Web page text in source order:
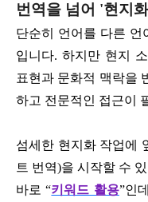
번역을 넘어 '현지
단순히 언어를 다른 언
입니다. 하지만 현지
표현과 문화적 맥락을
하고 전문적인 접근이
섬세한 현지화 작업에
트 번역)을 시작할 수
바로 “키워드 활용”인